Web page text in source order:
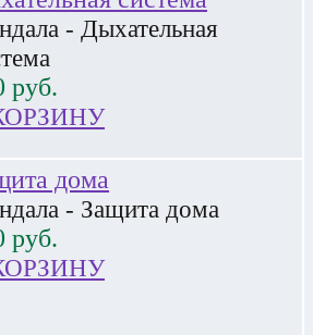
- Дыхательная
руб.
дома
- Защита дома
руб.